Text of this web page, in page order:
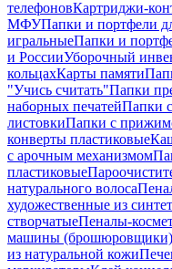
телефоновКартриджи-
МФУПапки и портфели
игральныеПапки и
и РоссииУборочный
кольцахКарты памяти
"Учись считать"Папки
наборных печатейПапки
листовкиПапки с
конверты пластиковые
с арочным механизмом
пластиковые
натурального волоса
художественные из
створчатыеПеналы-
машины (брошюровщики)
из натуральной кожи